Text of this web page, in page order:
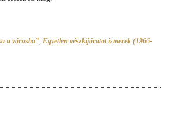
a városba”, Egyetlen vészkijáratot ismerek (1966-